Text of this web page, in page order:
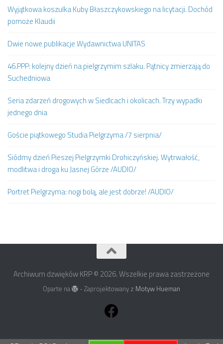
Wyjątkowa koszulka Kuby Błaszczykowskiego na licytacji. Dochód
pomoże Klaudii
Dwie nowe publikacje Wydawnictwa UNITAS
46.PPP: kolejny dzień na pielgrzymim szlaku. Pątnicy zmierzają do
Suchedniowa
Seria zdarzeń drogowych w Siedlcach i okolicach. Trzy wypadki
jednego dnia
Goście piątkowego Studia Pielgrzyma /7 sierpnia/
Siódmy dzień Pieszej Pielgrzymki Drohiczyńskiej. Wytrwałość,
modlitwa i droga ku Jasnej Górze /AUDIO/
Portret Pielgrzyma: nogi bolą, ale jest dobrze! /AUDIO/
Archiwum dzwięków KRP © 2026. Wszelkie prawa zastrzeżone
Oparte na - Zaprojektowany z Motyw Hueman